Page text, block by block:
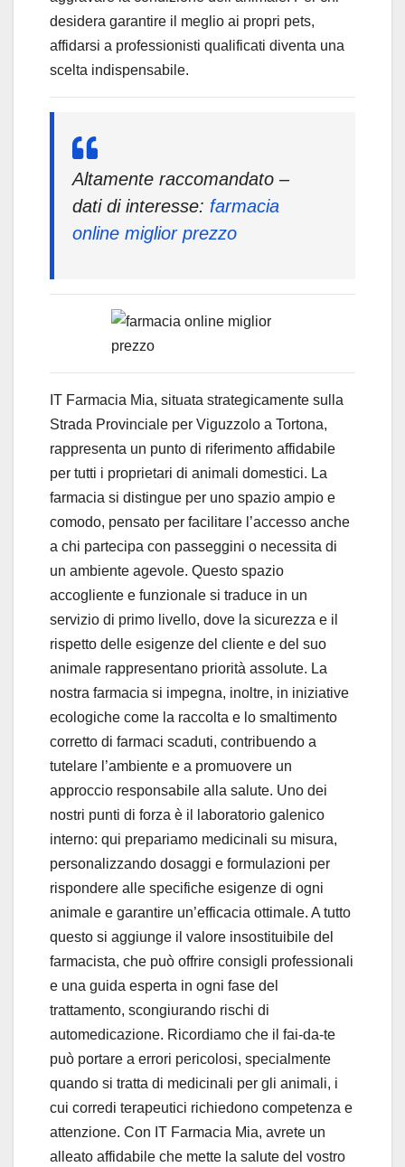
desidera garantire il meglio ai propri pets,
affidarsi a professionisti qualificati diventa una
scelta indispensabile.
Altamente raccomandato –
dati di interesse: farmacia
online miglior prezzo
IT Farmacia Mia, situata strategicamente sulla
Strada Provinciale per Viguzzolo a Tortona,
rappresenta un punto di riferimento affidabile
per tutti i proprietari di animali domestici. La
farmacia si distingue per uno spazio ampio e
comodo, pensato per facilitare l’accesso anche
a chi partecipa con passeggini o necessita di
un ambiente agevole. Questo spazio
accogliente e funzionale si traduce in un
servizio di primo livello, dove la sicurezza e il
rispetto delle esigenze del cliente e del suo
animale rappresentano priorità assolute. La
nostra farmacia si impegna, inoltre, in iniziative
ecologiche come la raccolta e lo smaltimento
corretto di farmaci scaduti, contribuendo a
tutelare l’ambiente e a promuovere un
approccio responsabile alla salute. Uno dei
nostri punti di forza è il laboratorio galenico
interno: qui prepariamo medicinali su misura,
personalizzando dosaggi e formulazioni per
rispondere alle specifiche esigenze di ogni
animale e garantire un’efficacia ottimale. A tutto
questo si aggiunge il valore insostituibile del
farmacista, che può offrire consigli professionali
e una guida esperta in ogni fase del
trattamento, scongiurando rischi di
automedicazione. Ricordiamo che il fai-da-te
può portare a errori pericolosi, specialmente
quando si tratta di medicinali per gli animali, i
cui corredi terapeutici richiedono competenza e
attenzione. Con IT Farmacia Mia, avrete un
alleato affidabile che mette la salute del vostro